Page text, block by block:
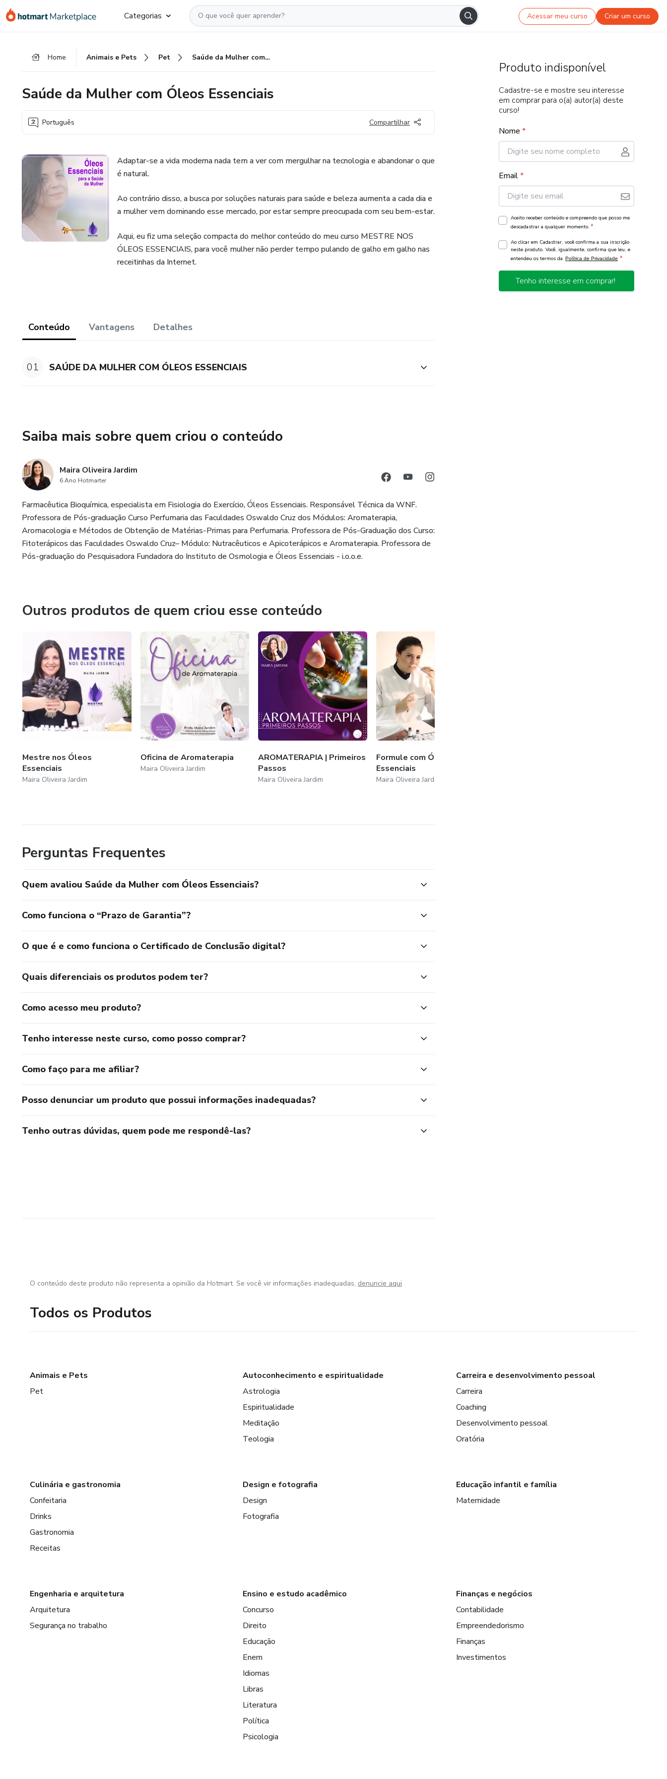
para
para
para
Categorias Acessar meu curso Criar um curso
Home Animais e Pets Pet Saúde da Mulher com Óleos Essenciais
Saúde da Mulher com Óleos Essenciais
Português Compartilhar
Adaptar-se a vida moderna nada tem a ver com mergulhar na tecnologia e abandonar o que
é natural.
Ao contrário disso, a busca por soluções naturais para saúde e beleza aumenta a cada dia e
a mulher vem dominando esse mercado, por estar sempre preocupada com seu bem-estar.
Aqui, eu fiz uma seleção compacta do melhor conteúdo do meu curso MESTRE NOS
ÓLEOS ESSENCIAIS, para você mulher não perder tempo pulando de galho em galho nas
receitinhas da Internet.
Conteúdo Vantagens Detalhes
01 SAÚDE DA MULHER COM ÓLEOS ESSENCIAIS
Saiba mais sobre quem criou o conteúdo
Maira Oliveira Jardim
6 Ano Hotmarter
Farmacêutica Bioquímica, especialista em Fisiologia do Exercício, Óleos Essenciais. Responsável Técnica da WNF.
Professora de Pós-graduação Curso Perfumaria das Faculdades Oswaldo Cruz dos Módulos: Aromaterapia,
Aromacologia e Métodos de Obtenção de Matérias-Primas para Perfumaria. Professora de Pós-Graduação dos Curso:
Fitoterápicos das Faculdades Oswaldo Cruz– Módulo: Nutracêuticos e Apicoterápicos e Aromaterapia. Professora de
Pós-graduação do Pesquisadora Fundadora do Instituto de Osmologia e Óleos Essenciais - i.o.o.e.
Outros produtos de quem criou esse conteúdo
Mestre nos Óleos
Essenciais
Maira Oliveira Jardim
Oficina de Aromaterapia
Maira Oliveira Jardim
AROMATERAPIA | Primeiros
Passos
Maira Oliveira Jardim
Formule com Óleos
Essenciais
Maira Oliveira Jardim
Perguntas Frequentes
Quem avaliou Saúde da Mulher com Óleos Essenciais?
Como funciona o “Prazo de Garantia”?
O que é e como funciona o Certificado de Conclusão digital?
Quais diferenciais os produtos podem ter?
Como acesso meu produto?
Tenho interesse neste curso, como posso comprar?
Como faço para me afiliar?
Posso denunciar um produto que possui informações inadequadas?
Tenho outras dúvidas, quem pode me respondê-las?
Produto indisponível
Cadastre-se e mostre seu interesse
em comprar para o(a) autor(a) deste
curso!
Nome *
Email*
Aceito receber conteúdo e compreendo que posso me
descadastrar a qualquer momento. *
Ao clicar em Cadastrar, você confirma a sua inscrição
neste produto. Você, igualmente, confirma que leu, e
entendeu os termos da Política de Privacidade *
Tenho interesse em comprar!
O conteúdo deste produto não representa a opinião da Hotmart. Se você vir informações inadequadas, denuncie aqui
Todos os Produtos
Animais e Pets
Pet
Autoconhecimento e espiritualidade
Astrologia
Espiritualidade
Meditação
Teologia
Carreira e desenvolvimento pessoal
Carreira
Coaching
Desenvolvimento pessoal
Oratória
Culinária e gastronomia
Confeitaria
Drinks
Gastronomia
Receitas
Design e fotografia
Design
Fotografia
Educação infantil e família
Maternidade
Engenharia e arquitetura
Arquitetura
Segurança no trabalho
Ensino e estudo acadêmico
Concurso
Direito
Educação
Enem
Idiomas
Libras
Literatura
Política
Psicologia
Finanças e negócios
Contabilidade
Empreendedorismo
Finanças
Investimentos